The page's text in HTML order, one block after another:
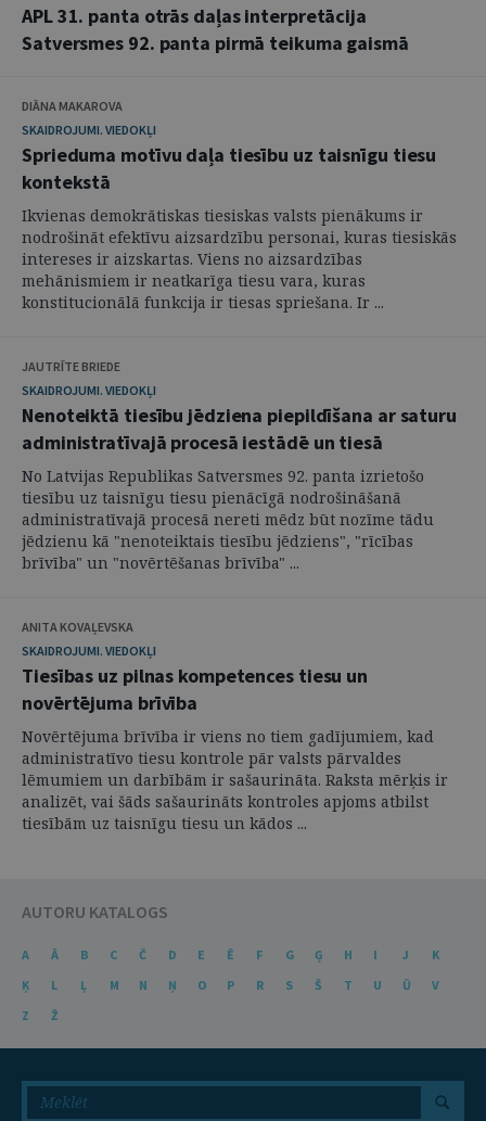
APL 31. panta otrās daļas interpretācija
Satversmes 92. panta pirmā teikuma gaismā
DIĀNA MAKAROVA
SKAIDROJUMI. VIEDOKĻI
Sprieduma motīvu daļa tiesību uz taisnīgu tiesu
kontekstā
Ikvienas demokrātiskas tiesiskas valsts pienākums ir
nodrošināt efektīvu aizsardzību personai, kuras tiesiskās
intereses ir aizskartas. Viens no aizsardzības
mehānismiem ir neatkarīga tiesu vara, kuras
konstitucionālā funkcija ir tiesas spriešana. Ir ...
JAUTRĪTE BRIEDE
SKAIDROJUMI. VIEDOKĻI
Nenoteiktā tiesību jēdziena piepildīšana ar saturu
administratīvajā procesā iestādē un tiesā
No Latvijas Republikas Satversmes 92. panta izrietošo
tiesību uz taisnīgu tiesu pienācīgā nodrošināšanā
administratīvajā procesā nereti mēdz būt nozīme tādu
jēdzienu kā "nenoteiktais tiesību jēdziens", "rīcības
brīvība" un "novērtēšanas brīvība" ...
ANITA KOVAĻEVSKA
SKAIDROJUMI. VIEDOKĻI
Tiesības uz pilnas kompetences tiesu un
novērtējuma brīvība
Novērtējuma brīvība ir viens no tiem gadījumiem, kad
administratīvo tiesu kontrole pār valsts pārvaldes
lēmumiem un darbībām ir sašaurināta. Raksta mērķis ir
analizēt, vai šāds sašaurināts kontroles apjoms atbilst
tiesībām uz taisnīgu tiesu un kādos ...
AUTORU KATALOGS
A Ā B C Č D E Ē F G Ģ H I J
K
Ķ
L Ļ M N Ņ O P R S Š T U Ū
V
Z
Ž